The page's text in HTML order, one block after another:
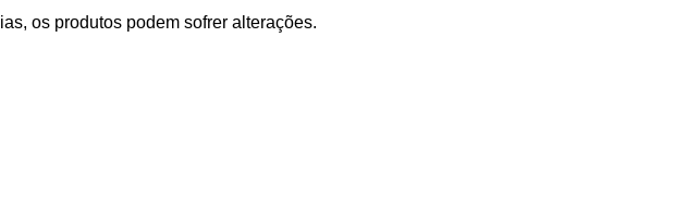
os produtos podem sofrer alterações.